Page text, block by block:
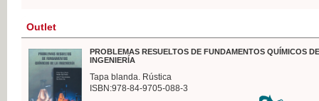
Outlet
PROBLEMAS RESUELTOS DE FUNDAMENTOS QUÍMICOS
INGENIERÍA
Tapa blanda. Rústica
ISBN:978-84-9705-088-3